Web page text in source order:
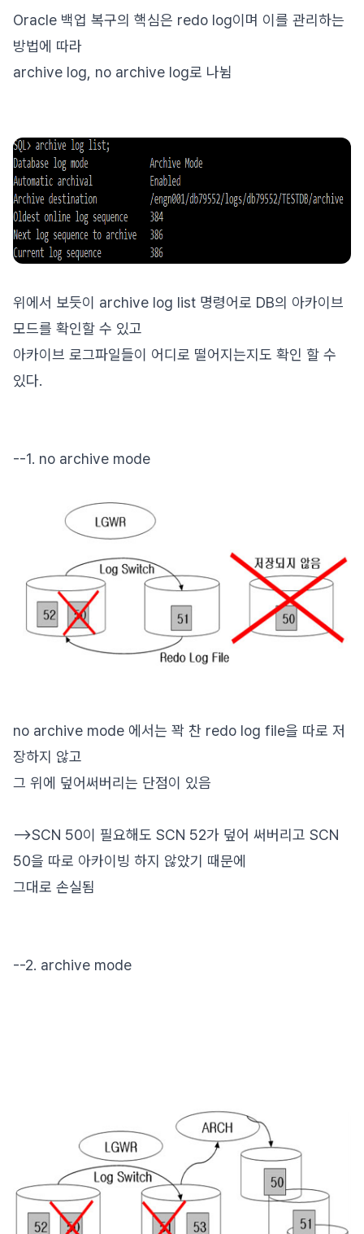
Oracle 백업 복구의 핵심은 redo log이며 이를 관리하는
방법에 따라
archive log, no archive log로 나뉨
위에서 보듯이 archive log list 명령어로 DB의 아카이브
모드를 확인할 수 있고
아카이브 로그파일들이 어디로 떨어지는지도 확인 할 수
있다.
--1. no archive mode
no archive mode 에서는 꽉 찬 redo log file을 따로 저
장하지 않고
그 위에 덮어써버리는 단점이 있음
-->SCN 50이 필요해도 SCN 52가 덮어 써버리고 SCN
50을 따로 아카이빙 하지 않았기 때문에
그대로 손실됨
--2. archive mode